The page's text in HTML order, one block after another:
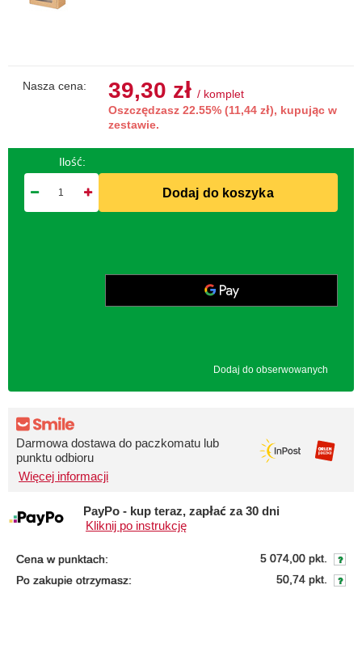
Nasza cena: 39,30 zł / komplet
Oszczędzasz 22.55% (11,44 zł), kupując w
zestawie.
Ilość:
Dodaj do koszyka
Dodaj do obserwowanych
Darmowa dostawa do paczkomatu lub
punktu odbioru
Więcej informacji
PayPo - kup teraz, zapłać za 30 dni
Kliknij po instrukcję
Cena w punktach:
5 074,00 pkt.
Po zakupie otrzymasz:
50,74 pkt.